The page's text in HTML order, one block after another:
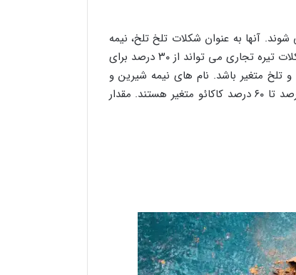
آنها به عنوان شکلات تلخ تلخ، نیمه
شیرین و شیرین طبقه بندی می شوند. محتوای کاکائو در تکه های شکلات تیره تجاری می تواند از ۳۰ درصد برای
تیره و تلخ متغیر باشد. نام های نیمه شیرین و
تلخ گاهی اوقات در دستور العمل ها جایگزین می شوند. آنها از ۵۰ درصد تا ۶۰ درصد کاکائو متغیر هستند. مقدار